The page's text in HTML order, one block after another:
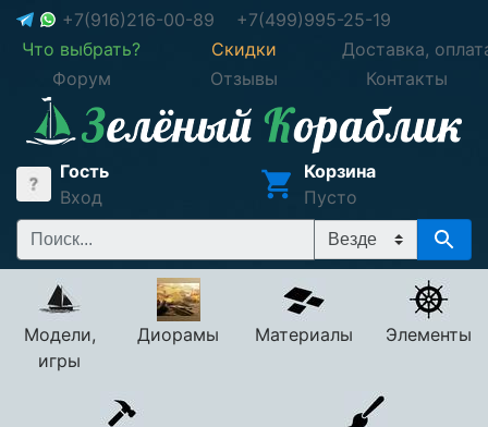
+7(916)216-00-89
+7(499)995-25-19
Что выбрать?
Скидки
Доставка,
Форум
Отзывы Контакты
Гость
Вход
Корзина
Пусто
Модели,
игры
Диорамы Материалы Элементы